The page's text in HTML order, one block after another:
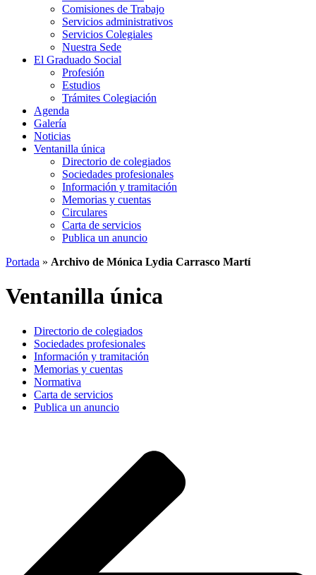
Comisiones de Trabajo
Servicios administrativos
Servicios Colegiales
Nuestra Sede
El Graduado Social
Profesión
Estudios
Trámites Colegiación
Agenda
Galería
Noticias
Ventanilla única
Directorio de colegiados
Sociedades profesionales
Información y tramitación
Memorias y cuentas
Circulares
Carta de servicios
Publica un anuncio
Portada » Archivo de Mónica Lydia Carrasco Martí
Ventanilla única
Directorio de colegiados
Sociedades profesionales
Información y tramitación
Memorias y cuentas
Normativa
Carta de servicios
Publica un anuncio